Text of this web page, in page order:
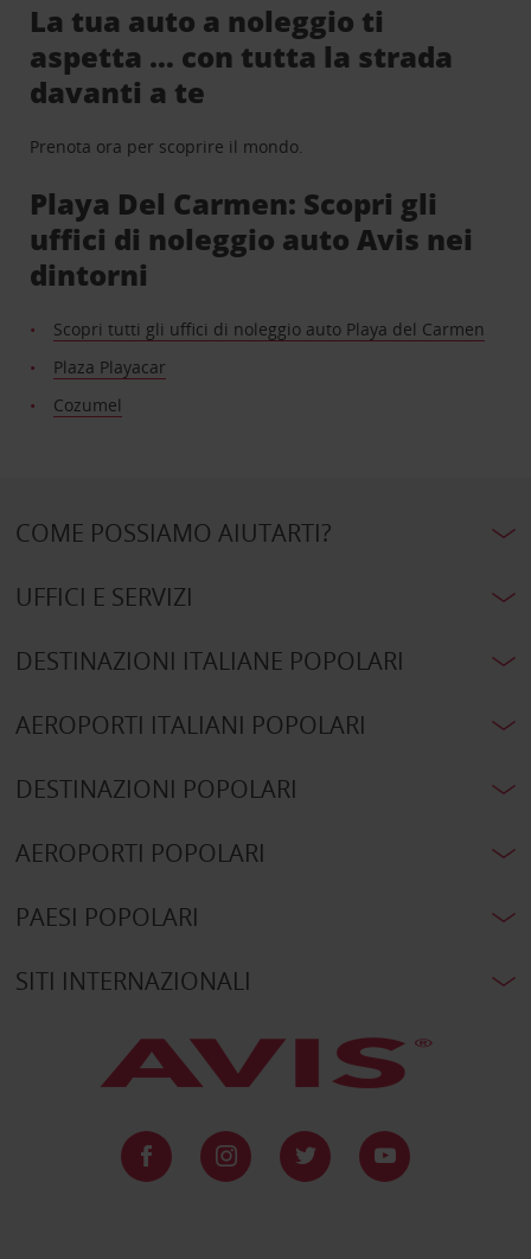
La tua auto a noleggio ti
aspetta … con tutta la strada
davanti a te
Prenota ora per scoprire il mondo.
Playa Del Carmen: Scopri gli
uffici di noleggio auto Avis nei
dintorni
Scopri tutti gli uffici di noleggio auto Playa del Carmen
Plaza Playacar
Cozumel
COME POSSIAMO AIUTARTI?
UFFICI E SERVIZI
DESTINAZIONI ITALIANE POPOLARI
AEROPORTI ITALIANI POPOLARI
DESTINAZIONI POPOLARI
AEROPORTI POPOLARI
PAESI POPOLARI
SITI INTERNAZIONALI